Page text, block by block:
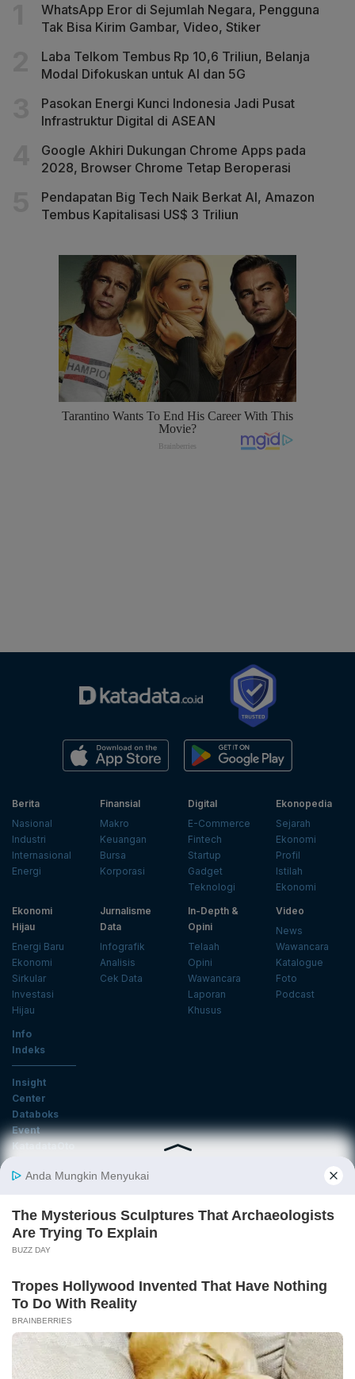
WhatsApp Eror di Sejumlah Negara, Pengguna
Tak Bisa Kirim Gambar, Video, Stiker
Laba Telkom Tembus Rp 10,6 Triliun, Belanja
Modal Difokuskan untuk AI dan 5G
Pasokan Energi Kunci Indonesia Jadi Pusat
Infrastruktur Digital di ASEAN
Google Akhiri Dukungan Chrome Apps pada
2028, Browser Chrome Tetap Beroperasi
Pendapatan Big Tech Naik Berkat AI, Amazon
Tembus Kapitalisasi US$ 3 Triliun
Berita
Nasional
Industri
Internasional
Energi
Finansial
Makro
Keuangan
Bursa
Korporasi
Digital
E-Commerce
Fintech
Startup
Gadget
Teknologi
Ekonopedia
Sejarah
Ekonomi
Profil
Istilah
Ekonomi
Ekonomi
Hijau
Energi Baru
Ekonomi
Sirkular
Investasi
Hijau
Jurnalisme
Data
Infografik
Analisis
Cek Data
In-Depth &
Opini
Telaah
Opini
Wawancara
Laporan
Khusus
Video
News
Wawancara
Katalogue
Foto
Podcast
Info
Indeks
Insight
Center
Databoks
Event
KatadataOto
Email
Daftar
Tentang Katadata
Kebijakan Privasi
Disclaimer
Hubungi Kami
©2026 Katadata. Hak cipta dilindungi Undang-undang.